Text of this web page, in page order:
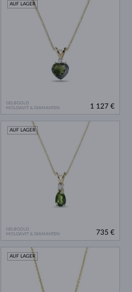
GELBGOLD
MOLDAVIT & DIAMANTEN
AUF LAGER
1 127 €
GELBGOLD
MOLDAVIT & DIAMANTEN
AUF LAGER
735 €
AUF LAGER